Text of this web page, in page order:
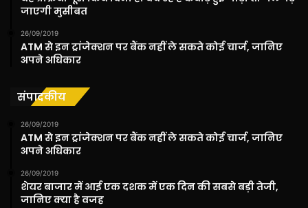
जाएगी मुसीबत
26/09/2019
ATM से इन ट्रांजेक्शन पर बैंक नहीं ले सकते कोई चार्ज, जानिए
अपने अधिकार
संपादकीय
26/09/2019
ATM से इन ट्रांजेक्शन पर बैंक नहीं ले सकते कोई चार्ज, जानिए
अपने अधिकार
26/09/2019
शेयर बाजार में आई एक दशक में एक दिन की सबसे बड़ी तेजी,
जानिए क्‍या है वजह